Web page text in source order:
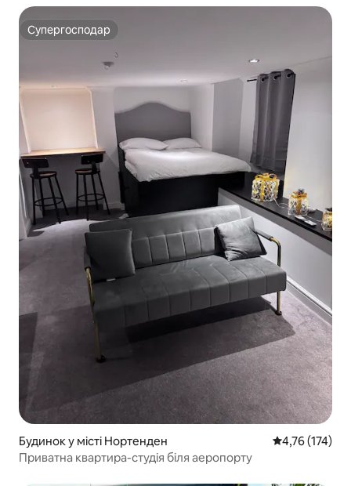
Супергосподар
Супергосподар
Будинок у місті Нортенден Середня
4,76 (174)
Приватна квартира-студія біля аеропорту